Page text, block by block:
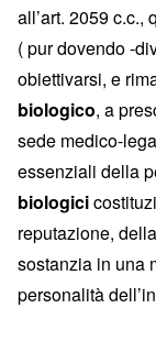
all’art. 2059
( pur dovendo -
obiettivarsi, e
biologico, a
sede medico-
essenziali della
biologici
reputazione,
sostanzia in una
personalità